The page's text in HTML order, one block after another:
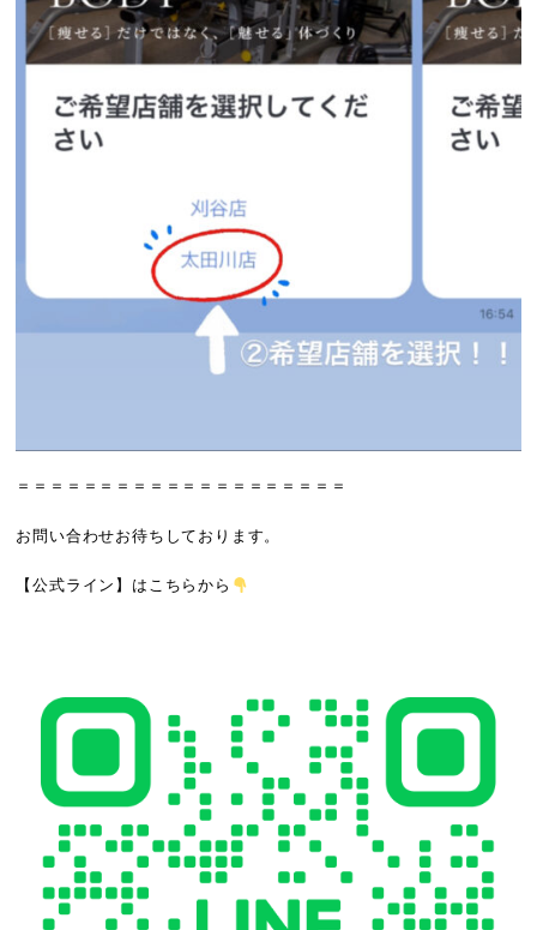
＝＝＝＝＝＝＝＝＝＝＝＝＝＝＝＝＝＝＝＝
お問い合わせお待ちしております。
【公式ライン】 はこちらから